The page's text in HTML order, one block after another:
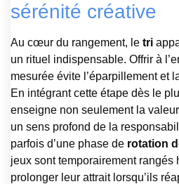
sérénité créative
Au cœur du rangement, le tri
un rituel indispensable. Offrir à
mesurée évite l’éparpillement et
En intégrant cette étape dès le
enseigne non seulement la
un sens profond de la
parfois d’une phase de rotation
jeux sont temporairement rangés
prolonger leur attrait lorsqu’ils